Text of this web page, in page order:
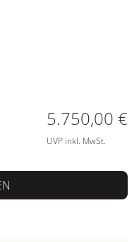
5.750,00 €
UVP inkl. MwSt.